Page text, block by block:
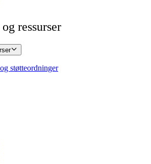
ressurser
støtteordninger